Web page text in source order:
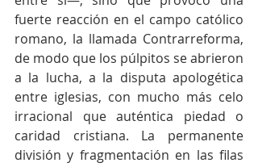
fuerte reacción en el campo católico
romano, la llamada Contrarreforma,
de modo que los púlpitos se abrieron
a la lucha, a la disputa apologética
entre iglesias, con mucho más celo
irracional que auténtica piedad o
caridad cristiana. La permanente
división y fragmentación en las filas